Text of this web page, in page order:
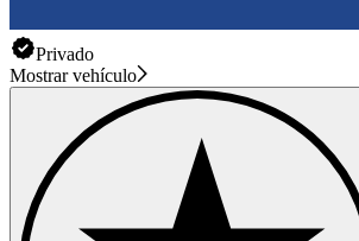
Privado
Mostrar vehículo